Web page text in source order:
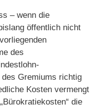
– wenn die
öffentlich nicht
des
Gremiums richtig
Kosten vermengt
die